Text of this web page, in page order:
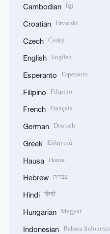
Cambodian ខ្មែរ
Croatian Hrvatski
Czech Český
English English
Esperanto Esperanto
Filipino Filipino
French Français
German Deutsch
Greek Ελληνικά
Hausa Hausa
Hebrew עברית
Hindi हिन्दी
Hungarian Magyar
Indonesian Bahasa Indonesia